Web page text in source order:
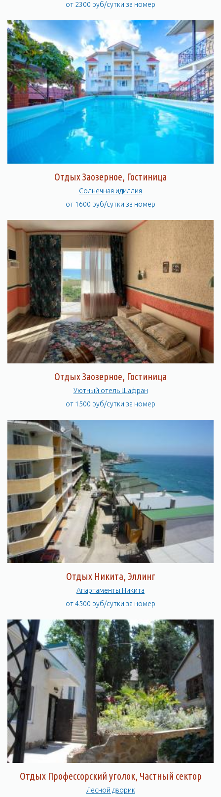
от 2300 руб/сутки за номер
Отдых Заозерное, Гостиница
Солнечная идиллия
от 1600 руб/сутки за номер
Отдых Заозерное, Гостиница
Уютный отель Шафран
от 1500 руб/сутки за номер
Отдых Никита, Эллинг
Апартаменты Никита
от 4500 руб/сутки за номер
Отдых Профессорский уголок, Частный сектор
Лесной дворик